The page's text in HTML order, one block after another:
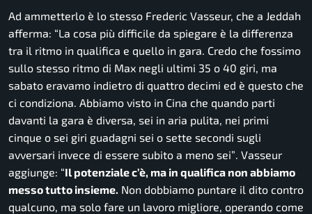
Ad ammetterlo è lo stesso Frederic Vasseur, che a Jeddah
afferma: “La cosa più difficile da spiegare è la differenza
tra il ritmo in qualifica e quello in gara. Credo che fossimo
sullo stesso ritmo di Max negli ultimi 35 o 40 giri, ma
sabato eravamo indietro di quattro decimi ed è questo che
ci condiziona. Abbiamo visto in Cina che quando parti
davanti la gara è diversa, sei in aria pulita, nei primi
cinque o sei giri guadagni sei o sette secondi sugli
avversari invece di essere subito a meno sei”. Vasseur
aggiunge: “Il potenziale c’è, ma in qualifica non abbiamo
messo tutto insieme. Non dobbiamo puntare il dito contro
qualcuno, ma solo fare un lavoro migliore, operando come